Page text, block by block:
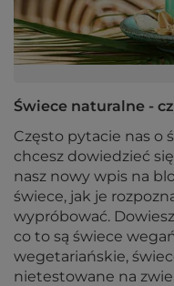
Świece naturalne -
Często pytacie nas o
chcesz dowiedzieć
nasz nowy wpis na
świece, jak je
wypróbować.
co to są świece
wegetariańskie,
nietestowane na